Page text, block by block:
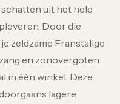
uit het hele
Door die
zeldzame Franstalige
en zonovergoten
in één winkel. Deze
lagere